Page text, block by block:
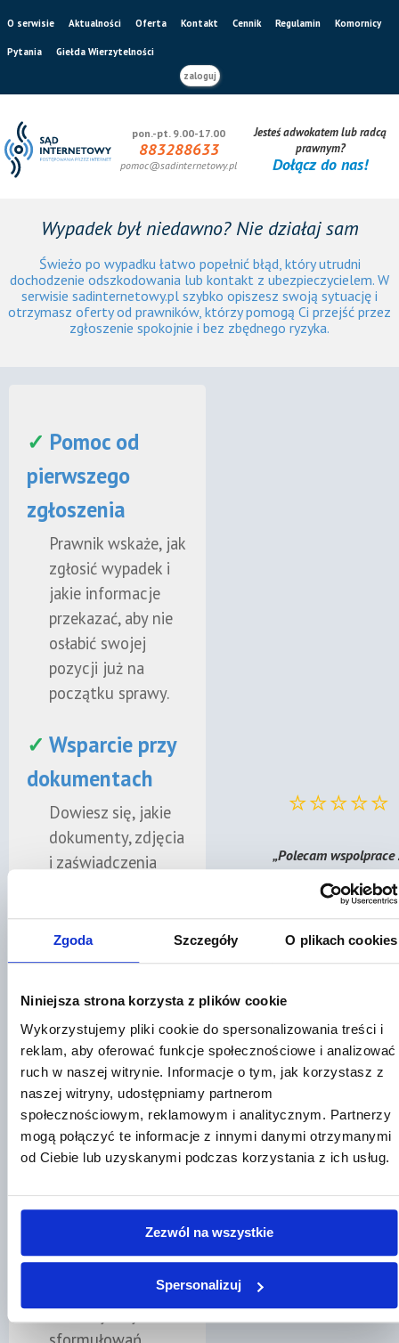
Zgoda Szczegóły O plikach cookies
Niniejsza strona korzysta z plików cookie
Wykorzystujemy pliki cookie do spersonalizowania treści i
reklam, aby oferować funkcje społecznościowe i analizować
ruch w naszej witrynie. Informacje o tym, jak korzystasz z
naszej witryny, udostępniamy partnerom
społecznościowym, reklamowym i analitycznym. Partnerzy
mogą połączyć te informacje z innymi danymi otrzymanymi
od Ciebie lub uzyskanymi podczas korzystania z ich usług.
Zezwól na wszystkie
Spersonalizuj
O serwisie Aktualności Oferta Kontakt Cennik Regulamin Komornicy
Pytania
Giełda Wierzytelności
zaloguj
pon.-pt. 9.00-17.00
883288633
pomoc@sadinternetowy.pl
Jesteś adwokatem lub radcą
prawnym?
Dołącz do nas!
Wypadek był niedawno? Nie działaj sam
Świeżo po wypadku łatwo popełnić błąd, który utrudni
dochodzenie odszkodowania lub kontakt z ubezpieczycielem. W
serwisie sadinternetowy.pl szybko opiszesz swoją sytuację i
otrzymasz oferty od prawników, którzy pomogą Ci przejść przez
zgłoszenie spokojnie i bez zbędnego ryzyka.
✓ Pomoc od
pierwszego
zgłoszenia
Prawnik wskaże, jak
zgłosić wypadek i
jakie informacje
przekazać, aby nie
osłabić swojej
pozycji już na
początku sprawy.
✓ Wsparcie przy
dokumentach
Dowiesz się, jakie
dokumenty, zdjęcia
i zaświadczenia
zanim część
dowodów
✓Spokojny
kontakt z
ubezpieczycielem
Jeśli obawiasz się
rozmów z
ubezpieczycielem,
prawnik pomoże Ci
zgłoszenie i
niekorzystnych
⭐⭐⭐⭐⭐
„Polecam wspolprace
Rybnik"
Zobacz nasze oceny
Google
Znajdź
⭐⭐⭐⭐⭐
bezproblemowo."
Poznaj naszych